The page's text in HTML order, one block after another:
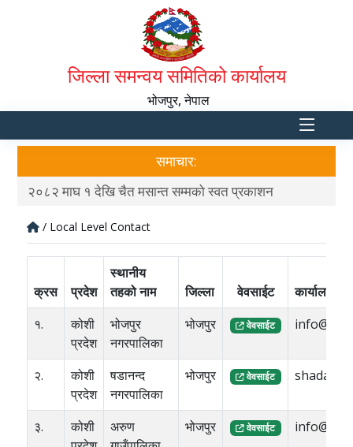
जिल्ला समन्वय समितिको कार्यालय
भोजपुर, नेपाल
समाचार:
२०८२ माघ १ देखि चैत मसान्त सम्मको स्वत प्रकाशन
/ Local Level Contact
क्रस प्रदेश
स्थानीय
तहको नाम
जिल्ला वेवसाईट
कार्यालयको
१.
कोशी
प्रदेश
भोजपुर
नगरपालिका
भोजपुर वेवसाईट
२.
कोशी
प्रदेश
षडानन्द
नगरपालिका
भोजपुर वेवसाईट
३.
कोशी
अरुण
भोजपुर वेवसाईट